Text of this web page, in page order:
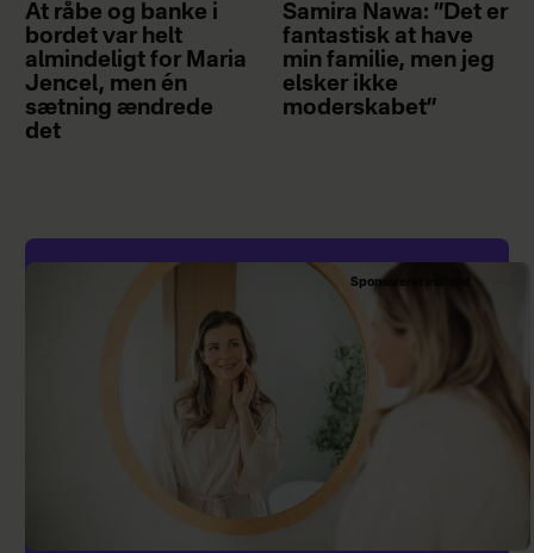
At råbe og banke i
bordet var helt
almindeligt for Maria
Jencel, men én
sætning ændrede
det
Samira Nawa: ”Det er
fantastisk at have
min familie, men jeg
elsker ikke
moderskabet”
Sponsoreret indhold